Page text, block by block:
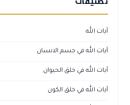
آيات الله
آيات الله في جسم الانسان
آيات الله في خلق الحيوان
آيات الله في خلق الكون